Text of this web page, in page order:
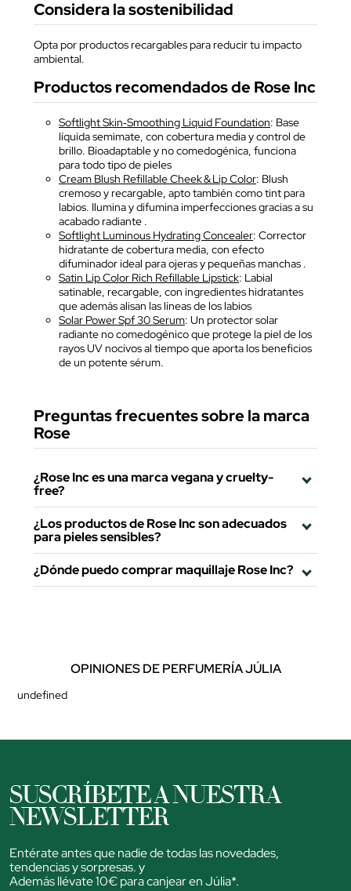
Considera la sostenibilidad
Opta por productos recargables para reducir tu impacto
ambiental.
Productos recomendados de Rose Inc
Softlight Skin‑Smoothing Liquid Foundation: Base
líquida semimate, con cobertura media y control de
brillo. Bioadaptable y no comedogénica, funciona
para todo tipo de pieles
Cream Blush Refillable Cheek & Lip Color: Blush
cremoso y recargable, apto también como tint para
labios. Ilumina y difumina imperfecciones gracias a su
acabado radiante .
Softlight Luminous Hydrating Concealer: Corrector
hidratante de cobertura media, con efecto
difuminador ideal para ojeras y pequeñas manchas .
Satin Lip Color Rich Refillable Lipstick: Labial
satinable, recargable, con ingredientes hidratantes
que además alisan las líneas de los labios
Solar Power Spf 30 Serum: Un protector solar
radiante no comedogénico que protege la piel de los
rayos UV nocivos al tiempo que aporta los beneficios
de un potente sérum.
Preguntas frecuentes sobre la marca
Rose
¿Rose Inc es una marca vegana y cruelty-
free?
¿Los productos de Rose Inc son adecuados
para pieles sensibles?
¿Dónde puedo comprar maquillaje Rose Inc?
OPINIONES DE PERFUMERÍA JÚLIA
undefined
SUSCRÍBETE A NUESTRA
NEWSLETTER
Entérate antes que nadie de todas las novedades,
tendencias y sorpresas. y
Además llévate 10€ para canjear en Júlia*.